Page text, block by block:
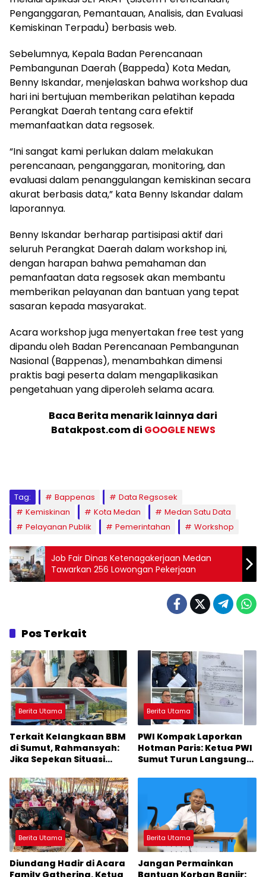
Penganggaran, Pemantauan, Analisis, dan Evaluasi
Kemiskinan Terpadu) berbasis web.
Sebelumnya, Kepala Badan Perencanaan
Pembangunan Daerah (Bappeda) Kota Medan,
Benny Iskandar, menjelaskan bahwa workshop dua
hari ini bertujuan memberikan pelatihan kepada
Perangkat Daerah tentang cara efektif
memanfaatkan data regsosek.
“Ini sangat kami perlukan dalam melakukan
perencanaan, penganggaran, monitoring, dan
evaluasi dalam penanggulangan kemiskinan secara
akurat berbasis data,” kata Benny Iskandar dalam
laporannya.
Benny Iskandar berharap partisipasi aktif dari
seluruh Perangkat Daerah dalam workshop ini,
dengan harapan bahwa pemahaman dan
pemanfaatan data regsosek akan membantu
memberikan pelayanan dan bantuan yang tepat
sasaran kepada masyarakat.
Acara workshop juga menyertakan free test yang
dipandu oleh Badan Perencanaan Pembangunan
Nasional (Bappenas), menambahkan dimensi
praktis bagi peserta dalam mengaplikasikan
pengetahuan yang diperoleh selama acara.
Baca Berita menarik lainnya dari
Batakpost.com di GOOGLE NEWS
Tag: Bappenas
Data Regsosek
Kemiskinan
Kota Medan
Medan Satu Data
Pelayanan Publik
Pemerintahan Workshop
Job Fair Dinas Ketenagakerjaan Medan
Tawarkan 256 Lowongan Pekerjaan
Pos Terkait
Berita Utama
Terkait Kelangkaan BBM
di Sumut, Rahmansyah:
Jika Sepekan Situasi
Sumut Keluarkan
Rekomendasi
Berita Utama
PWI Kompak Laporkan
Hotman Paris: Ketua PWI
Sumut Turun Langsung
Berita Utama
Diundang Hadir di Acara
Berita Utama
Jangan Permainkan